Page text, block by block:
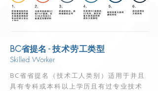
BC省提名 -技术劳工类型
Skilled Worker
BC省省提名（技术工人类别）适用于并且
具有专科或本科以上学历且有过专业技术